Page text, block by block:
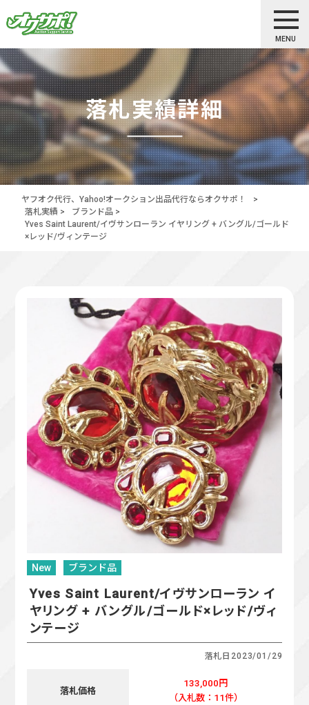
MENU
落札実績詳細
ヤフオク代行、Yahoo!オークション出品代行ならオクサポ！
>
落札実績 > ブランド品 >
Yves Saint Laurent/イヴサンローラン イヤリング + バングル/ゴールド
×レッド/ヴィンテージ
New ブランド品
Yves Saint Laurent/イヴサンローラン イ
ヤリング + バングル/ゴールド×レッド/ヴィ
ンテージ
落札日 2023/01/29
落札価格
133,000円
（入札数：11件）